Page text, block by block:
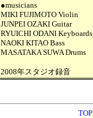
●musicians
MIKI FUJIMOTO Violin
JUNPEI OZAKI Guitar
RYUICHI ODANI Keyboards
NAOKI KITAO Bass
MASATAKA SUWA Drums
2008年スタジオ録音
TOP